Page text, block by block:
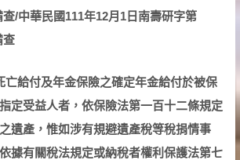
查/中華民國111年12月1日南壽研字第
查
亡給付及年金保險之確定年金給付於被保
定受益人者，依保險法第一百十二條規定
遺產，惟如涉有規避遺產稅等稅捐情事
據有關稅法規定或納稅者權利保護法第七